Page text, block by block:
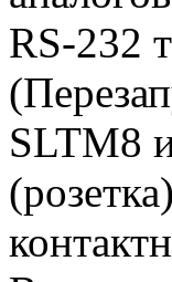
RS-232
SLTM8